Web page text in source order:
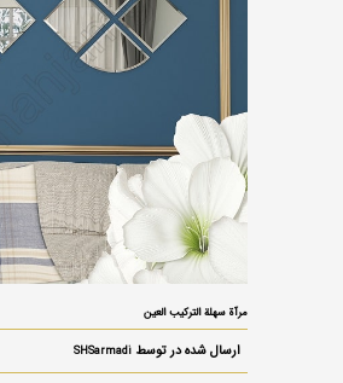
مرآة سهلة التركيب العين
ارسال شده در توسطSHSarmadi